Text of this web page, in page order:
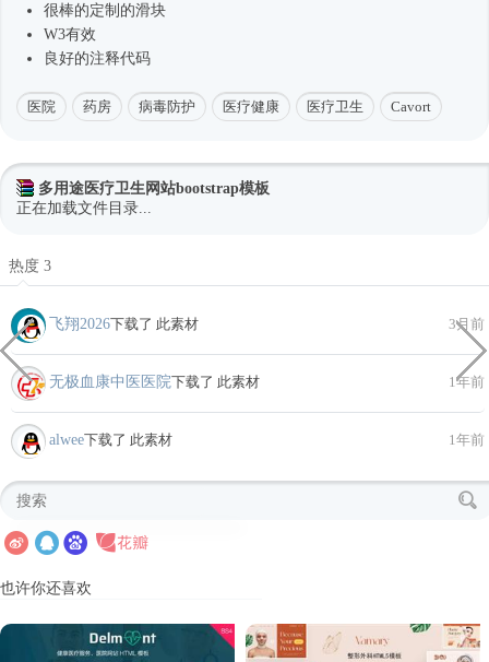
很棒的定制的滑块
W3有效
良好的注释代码
医院 药房 病毒防护 医疗健康 医疗卫生 Cavort
多用途医疗卫生网站bootstrap模板
正在加载文件目录...
热度 3
飞翔2026下载了 此素材 3月前
无极血康中医医院下载了 此素材 1年前
alwee下载了 此素材 1年前
也许你还喜欢